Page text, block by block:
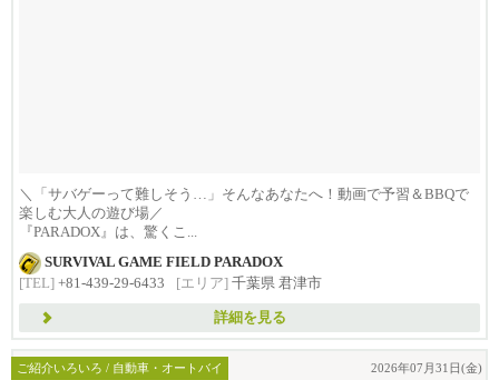
＼「サバゲーって難しそう…」そんなあなたへ！動画で予習＆BBQで
楽しむ大人の遊び場／
『PARADOX』は、驚くこ...
SURVIVAL GAME FIELD PARADOX
[TEL] +81-439-29-6433 [エリア] 千葉県 君津市
詳細を見る
ご紹介いろいろ / 自動車・オートバイ 2026年07月31日(金)